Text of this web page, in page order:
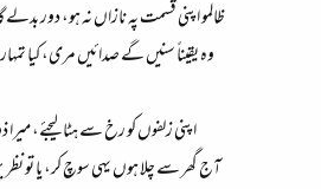
ظالمو اپنی قسمت پہ نازاں نہ ہو،دور بدلے
وہ یقیناً سنیں گے صدائیں مری،کیا
اپنی زلفوں کو رخ سے ہٹالیجئے،میرا
آج گھر سے چلا ہوں یہی سوچ کر،یا تو